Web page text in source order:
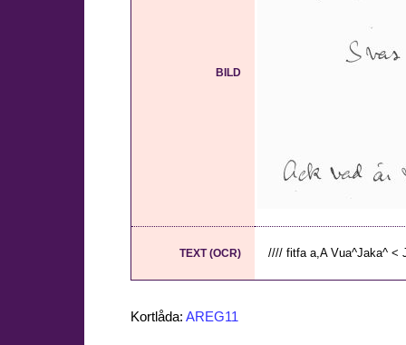
BILD
TEXT (OCR) //// fitfa a,A Vua^Jaka^ <
Kortlåda: AREG11